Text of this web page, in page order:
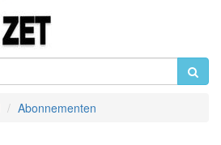
Abonnementen